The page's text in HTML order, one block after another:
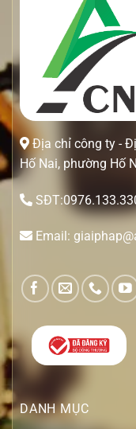
Địa chỉ công ty -
Hố Nai, phường Hố
Email:
DANH MỤC